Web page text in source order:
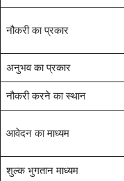
नौकरी का प्रकार
अनुभव का प्रकार
नौकरी करने का स्थान
आवेदन का माध्यम
शुल्क भुगतान माध्यम